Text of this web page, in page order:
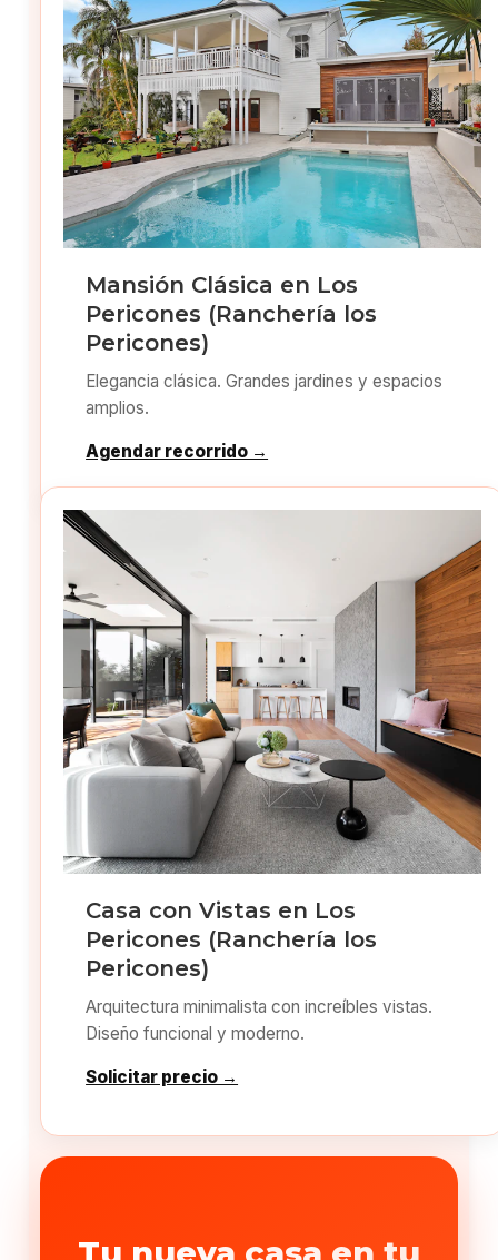
Mansión Clásica en Los
Pericones (Ranchería los
Pericones)
Elegancia clásica. Grandes jardines y espacios
amplios.
Agendar recorrido →
Casa con Vistas en Los
Pericones (Ranchería los
Pericones)
Arquitectura minimalista con increíbles vistas.
Diseño funcional y moderno.
Solicitar precio →
Tu nueva casa en tu